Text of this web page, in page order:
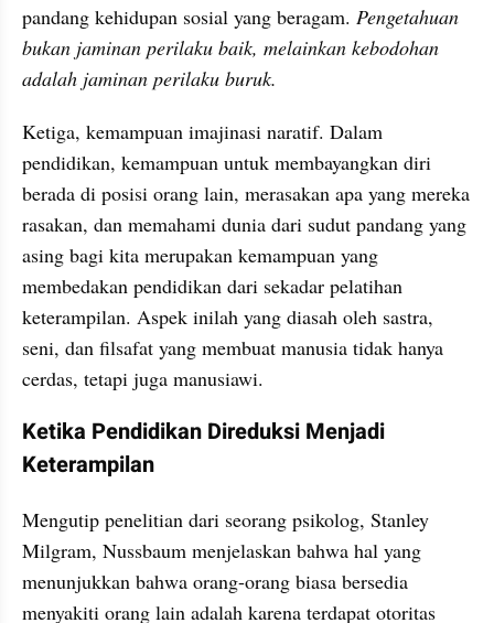
pandang kehidupan sosial yang beragam. Pengetahuan
bukan jaminan perilaku baik, melainkan kebodohan
adalah jaminan perilaku buruk.
Ketiga, kemampuan imajinasi naratif. Dalam
pendidikan, kemampuan untuk membayangkan diri
berada di posisi orang lain, merasakan apa yang mereka
rasakan, dan memahami dunia dari sudut pandang yang
asing bagi kita merupakan kemampuan yang
membedakan pendidikan dari sekadar pelatihan
keterampilan. Aspek inilah yang diasah oleh sastra,
seni, dan filsafat yang membuat manusia tidak hanya
cerdas, tetapi juga manusiawi.
Ketika Pendidikan Direduksi Menjadi
Keterampilan
Mengutip penelitian dari seorang psikolog, Stanley
Milgram, Nussbaum menjelaskan bahwa hal yang
menunjukkan bahwa orang-orang biasa bersedia
menyakiti orang lain adalah karena terdapat otoritas